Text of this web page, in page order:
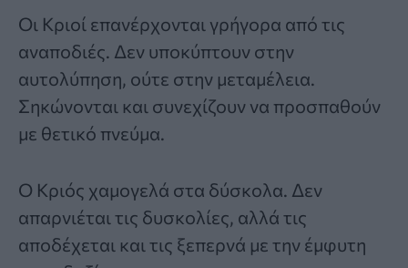
Οι Κριοί επανέρχονται γρήγορα από τις
αναποδιές. Δεν υποκύπτουν στην
αυτολύπηση, ούτε στην μεταμέλεια.
Σηκώνονται και συνεχίζουν να προσπαθούν
με θετικό πνεύμα.
Ο Κριός χαμογελά στα δύσκολα. Δεν
απαρνιέται τις δυσκολίες, αλλά τις
αποδέχεται και τις ξεπερνά με την έμφυτη